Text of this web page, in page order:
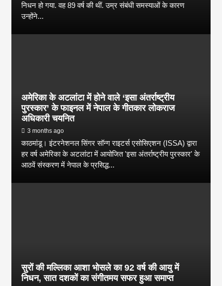
निधन हो गया. वह 89 वर्ष की थीं. उम्र संबंधी समस्याओं के कारण
उन्होंने...
अमेरिका के अटलांटा में होने वाले ‘इसा अंतर्राष्ट्रीय
पुरस्कार’ के फाइनल में नेपाल के गीतकार लोकराज
अधिकारी चयनित
3 months ago
काठमांडू। इंटरनेशनल सिंगर सॉन्ग राइटर्स एसोसिएशन (ISSA) द्वारा
हर वर्ष अमेरिका के अटलांटा में आयोजित 'इसा अंतर्राष्ट्रीय पुरस्कार' के
आठवें संस्करण में नेपाल के प्रसिद्ध...
सुरों की मल्लिका आशा भोसले का 92 वर्ष की आयु में
निधन, सात दशकों का संगीतमय सफर हुआ समाप्त